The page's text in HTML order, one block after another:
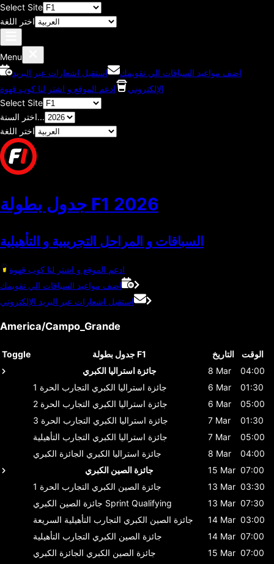
Select Site
اختر اللغة
Menu
اضف مواعيد السباقات الي تقويمك
استقبل اشعارات عبر البريد
الإلكتروني
ادعم الموقع و اشتر لنا كوب قهوة
Select Site
اختر السنة...
اختر اللغة
جدول بطولة F1 2026
السباقات و المراحل التجريبية و التأهيلية
ادعم الموقع و اشتر لنا كوب قهوة
اضف مواعيد السباقات الي تقويمك
استقبل اشعارات عبر البريد الإلكتروني
America/Campo_Grande
Toggle جدول بطولة F1 التاريخ
الوقت
جائزة استراليا الكبري
8 Mar
04:00
جائزة استراليا الكبري التجارب الحرة 1 6 Mar
01:30
جائزة استراليا الكبري التجارب الحرة 2 6 Mar
05:00
جائزة استراليا الكبري التجارب الحرة 3 7 Mar
01:30
جائزة استراليا الكبري التجارب التأهيلية 7 Mar
05:00
جائزة استراليا الكبري الجائزة الكبري 8 Mar
04:00
جائزة الصين الكبري
15 Mar 07:00
جائزة الصين الكبري التجارب الحرة 1 13 Mar 03:30
جائزة الصين الكبري Sprint Qualifying 13 Mar 07:30
جائزة الصين الكبري التجارب التأهيلية السريعة 14 Mar 03:00
جائزة الصين الكبري التجارب التأهيلية 14 Mar 07:00
جائزة الصين الكبري الجائزة الكبري 15 Mar 07:00